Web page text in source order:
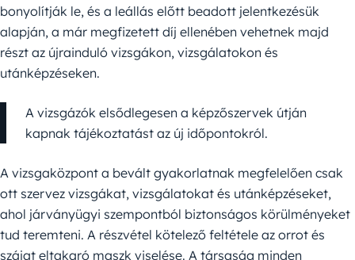
bonyolítják le, és a leállás előtt beadott jelentkezésük
alapján, a már megfizetett díj ellenében vehetnek majd
részt az újrainduló vizsgákon, vizsgálatokon és
utánképzéseken.
A vizsgázók elsődlegesen a képzőszervek útján
kapnak tájékoztatást az új időpontokról.
A vizsgaközpont a bevált gyakorlatnak megfelelően csak
ott szervez vizsgákat, vizsgálatokat és utánképzéseket,
ahol járványügyi szempontból biztonságos körülményeket
tud teremteni. A részvétel kötelező feltétele az orrot és
szájat eltakaró maszk viselése. A társaság minden